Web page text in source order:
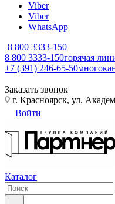
Viber
Viber
WhatsApp
8 800 3333-150
8 800 3333-150горячая
+7 (391) 246-65-50
Заказать звонок
г. Красноярск, ул.
Войти
Каталог